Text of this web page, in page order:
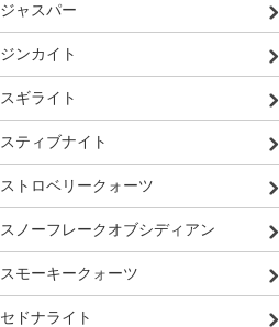
ジャスパー
ジンカイト
スギライト
スティブナイト
ストロベリークォーツ
スノーフレークオブシディアン
スモーキークォーツ
セドナライト